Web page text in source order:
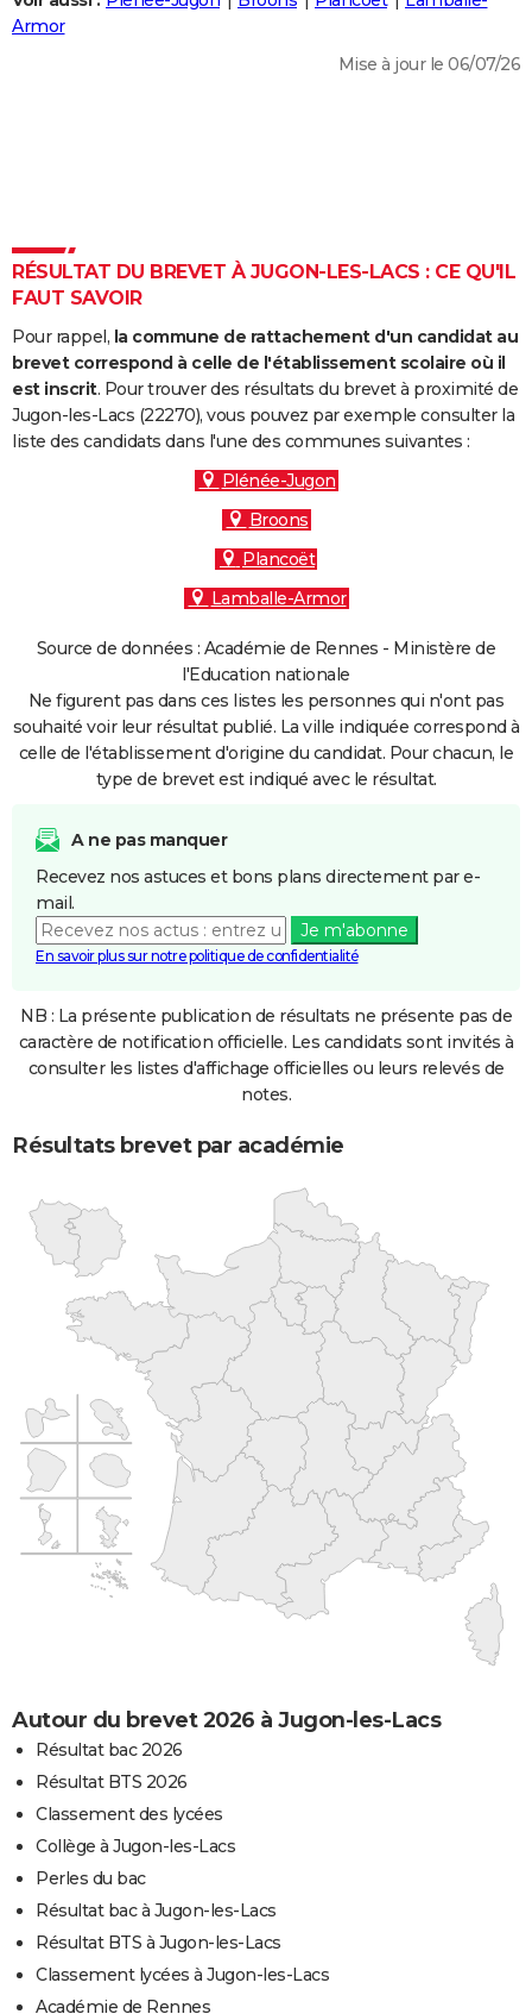
Destinations
City break
Voyage nature
Voyage de noces
Forum
Climat
+
PHOTO
Dictionnaire
Biographies
Citations
Expressions
Proverbes
PROGRAMME TV
S'inscrire
Se connecter
Lycées
Collèges
Primaires
Universités
Entreprises
Service militaire
Avis de recherche
AVIS DE DÉCÈS
FORUM
Armor
Mise à jour le 06/07/26
RÉSULTAT DU BREVET À JUGON-LES-LACS : CE QU'IL
FAUT SAVOIR
Pour rappel, la commune de rattachement d'un candidat au
brevet correspond à celle de l'établissement scolaire où il
est inscrit. Pour trouver des résultats du brevet à proximité de
Jugon-les-Lacs (22270), vous pouvez par exemple consulter la
liste des candidats dans l'une des communes suivantes :
Plénée-Jugon
Broons
Plancoët
Lamballe-Armor
Source de données : Académie de Rennes - Ministère de
l'Education nationale
Ne figurent pas dans ces listes les personnes qui n'ont pas
souhaité voir leur résultat publié. La ville indiquée correspond à
celle de l'établissement d'origine du candidat. Pour chacun, le
type de brevet est indiqué avec le résultat.
A ne pas manquer
Recevez nos astuces et bons plans directement par e-
mail.
Je m'abonne
En savoir plus sur notre politique de confidentialité
NB : La présente publication de résultats ne présente pas de
caractère de notification officielle. Les candidats sont invités à
consulter les listes d'affichage officielles ou leurs relevés de
notes.
Résultats brevet par académie
Autour du brevet 2026 à Jugon-les-Lacs
Résultat bac 2026
Résultat BTS 2026
Classement des lycées
Collège à Jugon-les-Lacs
Perles du bac
Résultat bac à Jugon-les-Lacs
Résultat BTS à Jugon-les-Lacs
Classement lycées à Jugon-les-Lacs
Académie de Rennes